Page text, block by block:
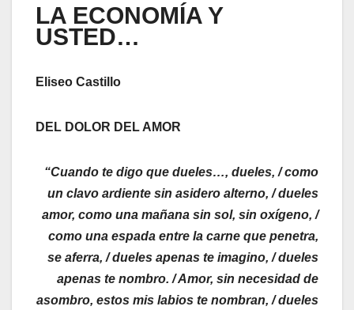
LA ECONOMÍA Y
USTED…
Eliseo Castillo
DEL DOLOR DEL AMOR
“Cuando te digo que dueles…, dueles, / como
un clavo ardiente sin asidero alterno, / dueles
amor, como una mañana sin sol, sin oxígeno, /
como una espada entre la carne que penetra,
se aferra, / dueles apenas te imagino, / dueles
apenas te nombro. / Amor, sin necesidad de
asombro, estos mis labios te nombran, / dueles